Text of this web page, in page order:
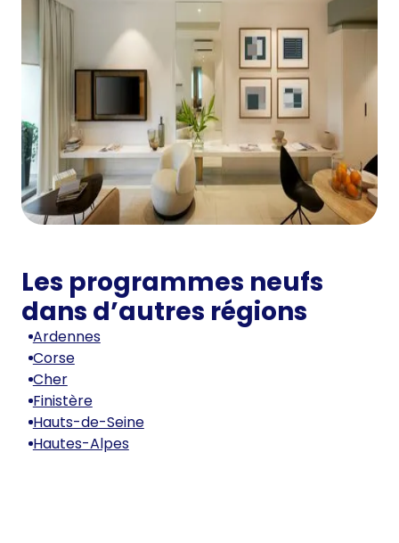
Les programmes neufs
dans d’autres régions
Ardennes
Corse
Cher
Finistère
Hauts-de-Seine
Hautes-Alpes